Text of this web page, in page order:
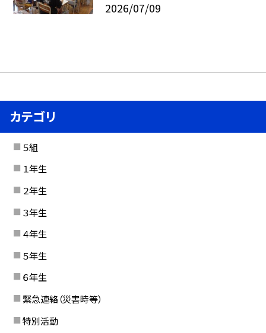
2026/07/09
カテゴリ
５組
１年生
２年生
３年生
４年生
５年生
６年生
緊急連絡（災害時等）
特別活動